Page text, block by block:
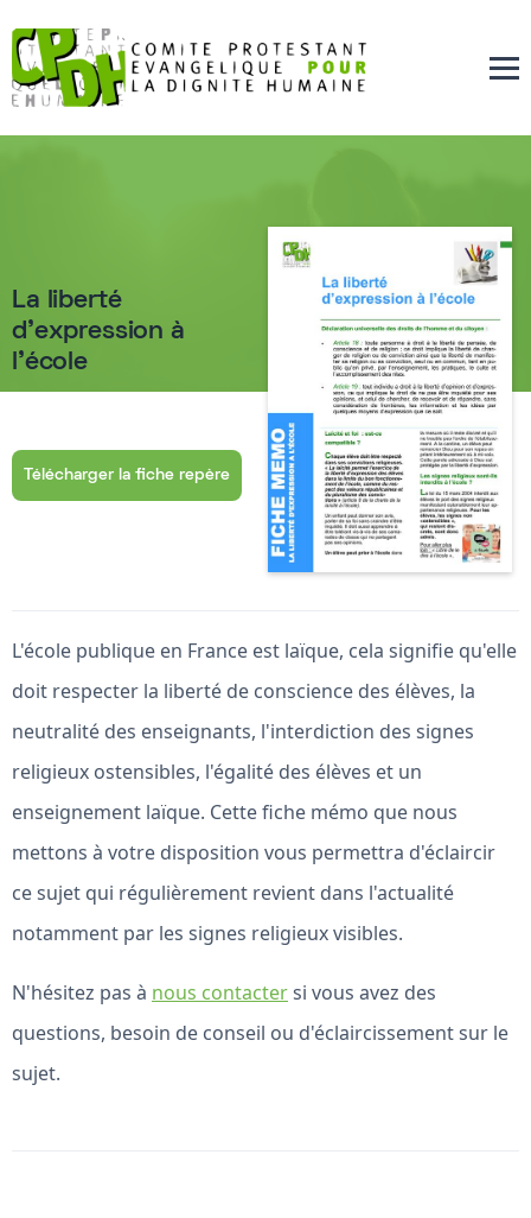
La liberté
d'expression à
l'école
Télécharger la fiche repère
L'école publique en France est laïque, cela signifie qu'elle
doit respecter la liberté de conscience des élèves, la
neutralité des enseignants, l'interdiction des signes
religieux ostensibles, l'égalité des élèves et un
enseignement laïque. Cette fiche mémo que nous
mettons à votre disposition vous permettra d'éclaircir
ce sujet qui régulièrement revient dans l'actualité
notamment par les signes religieux visibles.
N'hésitez pas à nous contactersi vous avez des
questions, besoin de conseil ou d'éclaircissement sur le
sujet.